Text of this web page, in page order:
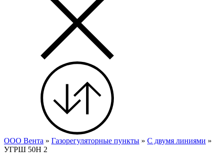
ООО Вента » Газорегуляторные пункты » С двумя линиями »
УГРШ 50Н 2